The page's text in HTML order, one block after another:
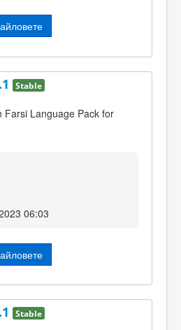
Stable
Farsi Language Pack for
06:03
Stable